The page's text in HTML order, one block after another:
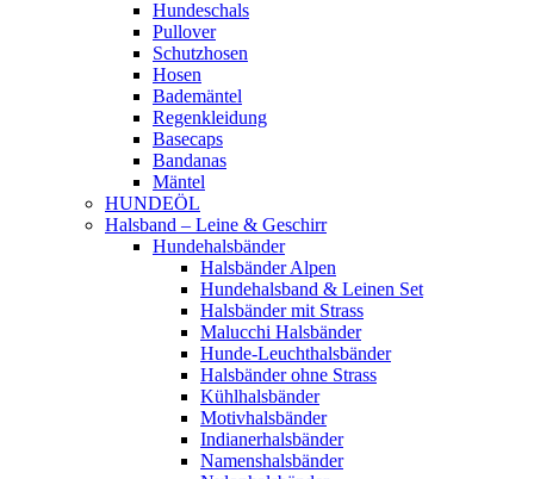
Hundeschals
Pullover
Schutzhosen
Hosen
Bademäntel
Regenkleidung
Basecaps
Bandanas
Mäntel
HUNDEÖL
Halsband – Leine & Geschirr
Hundehalsbänder
Halsbänder Alpen
Hundehalsband & Leinen Set
Halsbänder mit Strass
Malucchi Halsbänder
Hunde-Leuchthalsbänder
Halsbänder ohne Strass
Kühlhalsbänder
Motivhalsbänder
Indianerhalsbänder
Namenshalsbänder